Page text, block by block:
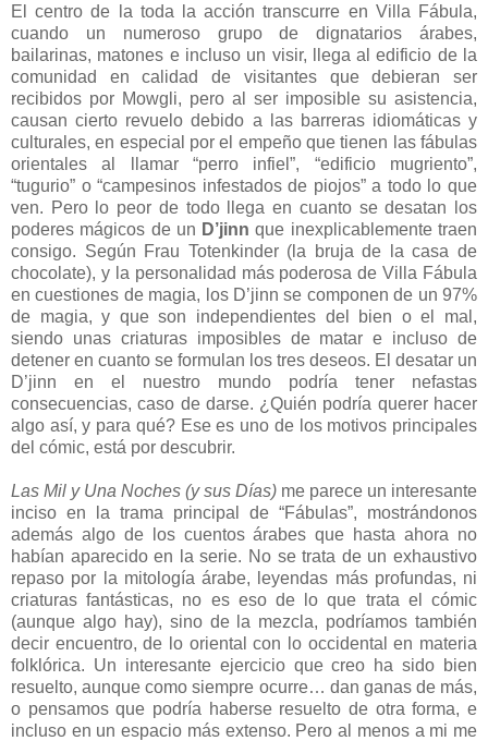
El centro de la toda la acción transcurre en Villa Fábula,
cuando un numeroso grupo de dignatarios árabes,
bailarinas, matones e incluso un visir, llega al edificio de la
comunidad en calidad de visitantes que debieran ser
recibidos por Mowgli, pero al ser imposible su asistencia,
causan cierto revuelo debido a las barreras idiomáticas y
culturales, en especial por el empeño que tienen las fábulas
orientales al llamar “perro infiel”, “edificio mugriento”,
“tugurio” o “campesinos infestados de piojos” a todo lo que
ven. Pero lo peor de todo llega en cuanto se desatan los
poderes mágicos de un D’jinn que inexplicablemente traen
consigo. Según Frau Totenkinder (la bruja de la casa de
chocolate), y la personalidad más poderosa de Villa Fábula
en cuestiones de magia, los D’jinn se componen de un 97%
de magia, y que son independientes del bien o el mal,
siendo unas criaturas imposibles de matar e incluso de
detener en cuanto se formulan los tres deseos. El desatar un
D’jinn en el nuestro mundo podría tener nefastas
consecuencias, caso de darse. ¿Quién podría querer hacer
algo así, y para qué? Ese es uno de los motivos principales
del cómic, está por descubrir.
Las Mil y Una Noches (y sus Días) me parece un interesante
inciso en la trama principal de “Fábulas”, mostrándonos
además algo de los cuentos árabes que hasta ahora no
habían aparecido en la serie. No se trata de un exhaustivo
repaso por la mitología árabe, leyendas más profundas, ni
criaturas fantásticas, no es eso de lo que trata el cómic
(aunque algo hay), sino de la mezcla, podríamos también
decir encuentro, de lo oriental con lo occidental en materia
folklórica. Un interesante ejercicio que creo ha sido bien
resuelto, aunque como siempre ocurre… dan ganas de más,
o pensamos que podría haberse resuelto de otra forma, e
incluso en un espacio más extenso. Pero al menos a mi me